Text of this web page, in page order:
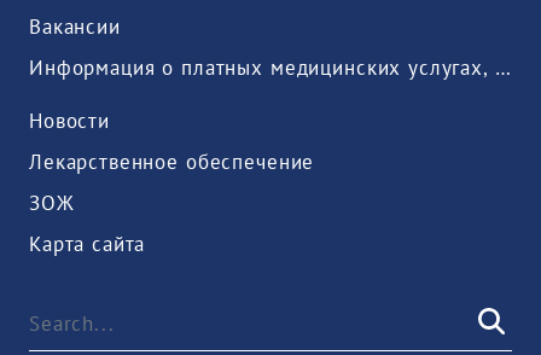
Вакансии
Информация о платных медицинских услугах, предоставляемых медицинской организацией
Новости
Лекарственное обеспечение
ЗОЖ
Карта сайта